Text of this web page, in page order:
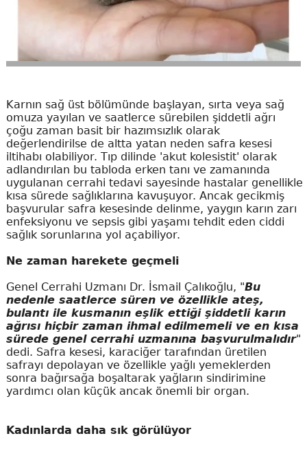
Karnın sağ üst bölümünde başlayan, sırta veya sağ
omuza yayılan ve saatlerce sürebilen şiddetli ağrı
çoğu zaman basit bir hazımsızlık olarak
değerlendirilse de altta yatan neden safra kesesi
iltihabı olabiliyor. Tıp dilinde 'akut kolesistit' olarak
adlandırılan bu tabloda erken tanı ve zamanında
uygulanan cerrahi tedavi sayesinde hastalar genellikle
kısa sürede sağlıklarına kavuşuyor. Ancak gecikmiş
başvurular safra kesesinde delinme, yaygın karın zarı
enfeksiyonu ve sepsis gibi yaşamı tehdit eden ciddi
sağlık sorunlarına yol açabiliyor.
Ne zaman harekete geçmeli
Genel Cerrahi Uzmanı Dr. İsmail Çalıkoğlu, "Bu
nedenle saatlerce süren ve özellikle ateş,
bulantı ile kusmanın eşlik ettiği şiddetli karın
ağrısı hiçbir zaman ihmal edilmemeli ve en kısa
sürede genel cerrahi uzmanına başvurulmalıdır"
dedi. Safra kesesi, karaciğer tarafından üretilen
safrayı depolayan ve özellikle yağlı yemeklerden
sonra bağırsağa boşaltarak yağların sindirimine
yardımcı olan küçük ancak önemli bir organ.
Kadınlarda daha sık görülüyor